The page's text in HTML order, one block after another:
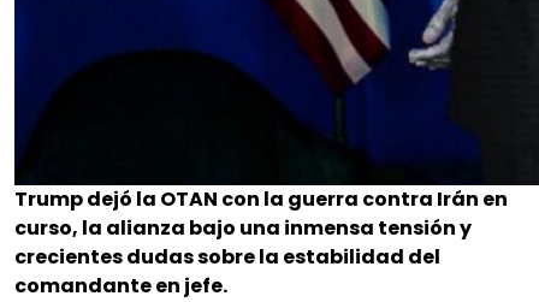
Trump dejó la OTAN con la guerra contra Irán en
curso, la alianza bajo una inmensa tensión y
crecientes dudas sobre la estabilidad del
comandante en jefe.